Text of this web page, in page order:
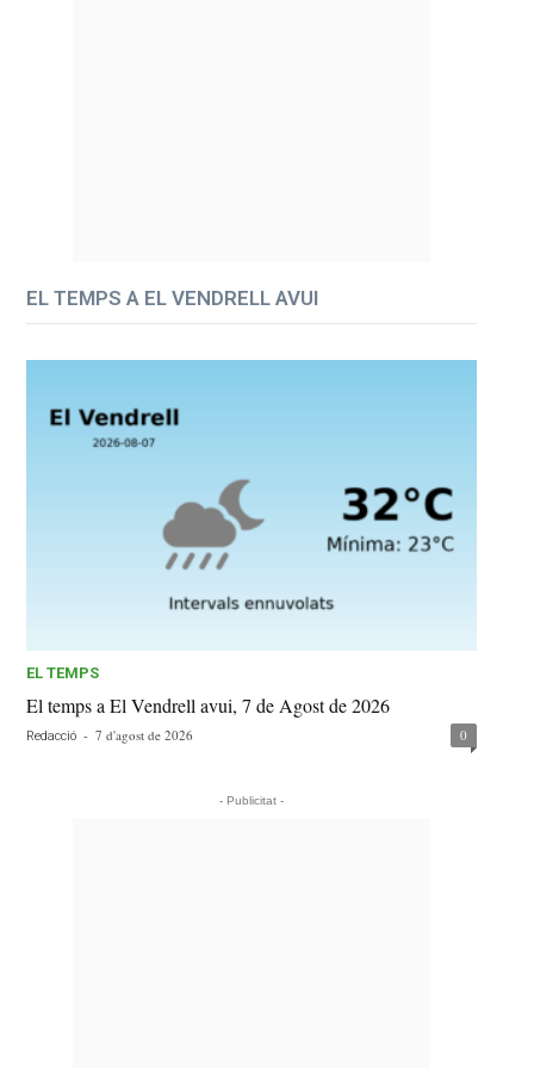
EL TEMPS A EL VENDRELL AVUI
EL TEMPS
El temps a El Vendrell avui, 7 de Agost de 2026
Redacció - 7 d'agost de 2026 0
- Publicitat -